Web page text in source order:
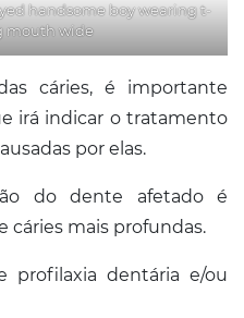
handsome boy wearing t-
mouth wide
cáries, é importante
irá indicar o tratamento
por elas.
do dente afetado é
cáries mais profundas.
profilaxia dentária e/ou